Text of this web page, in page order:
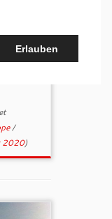
/
2020)
Erlauben